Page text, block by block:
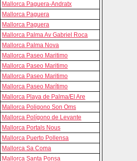
Mallorca Paguera-Andratx
Mallorca Paguera
Mallorca Paguera
Mallorca Palma Av Gabriel Roca
Mallorca Palma Nova
Mallorca Paseo Maritimo
Mallorca Paseo Maritimo
Mallorca Paseo Maritimo
Mallorca Paseo Marítimo
Mallorca Playa de Palma/El Are
Mallorca Poligono Son Oms
Mallorca Polígono de Levante
Mallorca Portals Nous
Mallorca Puerto Pollensa
Mallorca Sa Coma
Mallorca Santa Ponsa